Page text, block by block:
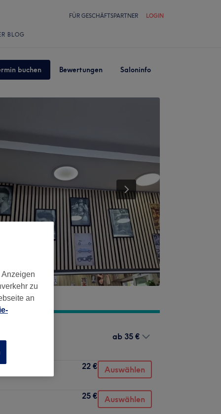
FÜR GESCHÄFTSPARTNER LOGIN
BLOG
buchen Bewertungen Saloninfo
ab 35 €
22 € Auswählen
25 € Auswählen
zu
an